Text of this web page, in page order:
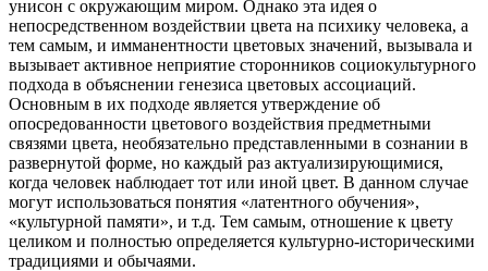
унисон с окружающим миром. Однако эта идея о
непосредственном воздействии цвета на психику человека, а
тем самым, и имманентности цветовых значений, вызывала и
вызывает активное неприятие сторонников социокультурного
подхода в объяснении генезиса цветовых ассоциаций.
Основным в их подходе является утверждение об
опосредованности цветового воздействия предметными
связями цвета, необязательно представленными в сознании в
развернутой форме, но каждый раз актуализирующимися,
когда человек наблюдает тот или иной цвет. В данном случае
могут использоваться понятия «латентного обучения»,
«культурной памяти», и т.д. Тем самым, отношение к цвету
целиком и полностью определяется культурно-историческими
традициями и обычаями.